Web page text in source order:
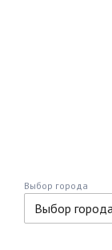
Выбор города
Выбор